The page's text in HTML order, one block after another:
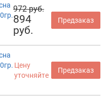
972 руб.
894
руб.
Предзаказ
Цену
уточняйте
Предзаказ